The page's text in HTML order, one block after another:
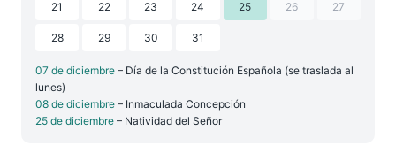
21 22 23 24 25 26 27
28 29 30 31
07 de diciembre – Día de la Constitución Española (se traslada al
lunes)
08 de diciembre – Inmaculada Concepción
25 de diciembre – Natividad del Señor